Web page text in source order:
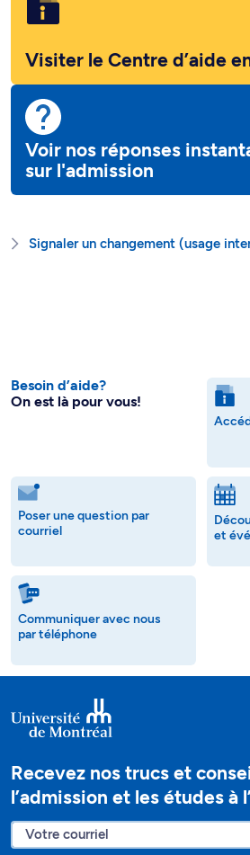
Visiter le Centre d’aide
Voir nos réponses
sur l'admission
Signaler un changement (usage
Besoin d’aide?
On est là pour vous!
Poser une question par
courriel
et
Communiquer avec nous
par téléphone
Recevez nos trucs et
l’admission et les études à